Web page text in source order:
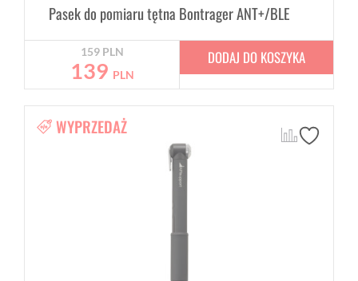
Pasek do pomiaru tętna Bontrager ANT+/BLE
159 PLN
139 PLN
DODAJ DO KOSZYKA
WYPRZEDAŻ